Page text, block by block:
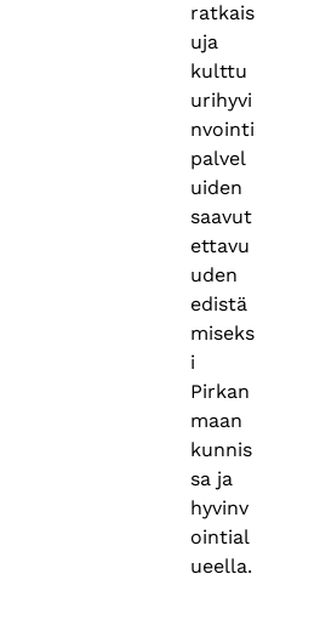
ratkais
uja
kulttu
urihyvi
nvointi
palvel
uiden
saavut
ettavu
uden
edistä
miseks
i
Pirkan
maan
kunnis
sa ja
hyvinv
ointial
ueella.